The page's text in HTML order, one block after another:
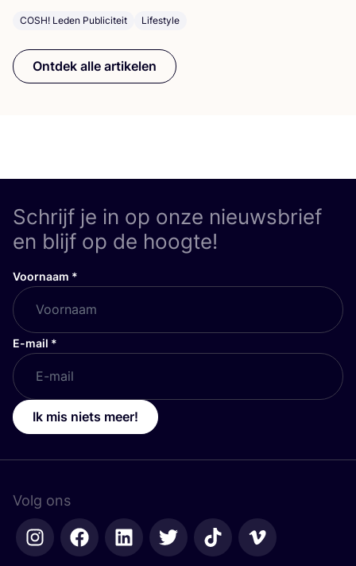
COSH! Leden Publiciteit Lifestyle
Ontdek alle artikelen
Schrijf je in op onze nieuwsbrief
en blijf op de hoogte!
Voornaam *
E-mail *
Ik mis niets meer!
Volg ons